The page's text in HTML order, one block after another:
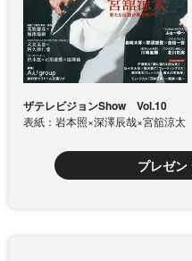
ザテレビジョンShow Vol.10
表紙：岩本照×深澤辰哉×宮舘涼太
プレゼン